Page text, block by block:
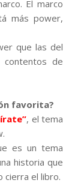
El marco
más power,
que las del
contentos de
favorita?
, el tema
es un tema
historia que
cierra el libro.